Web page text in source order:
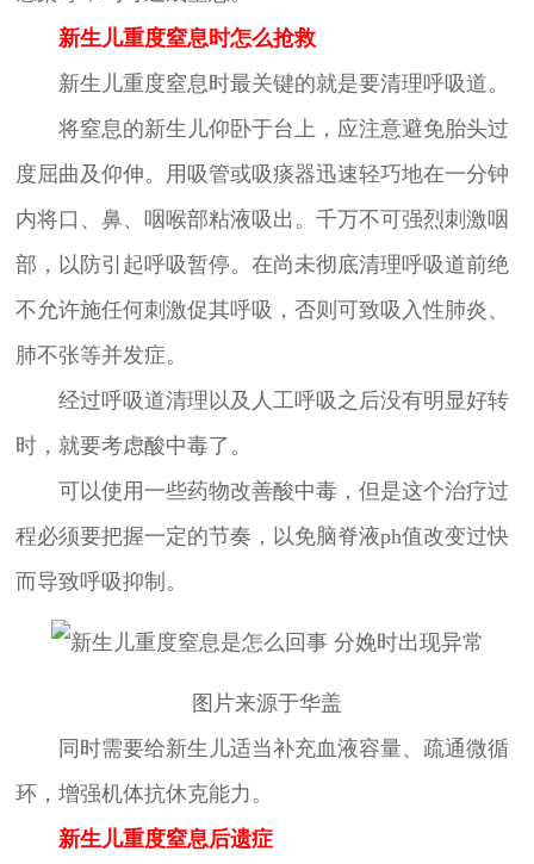
新生儿重度窒息时怎么抢救
新生儿重度窒息时最关键的就是要清理呼吸道。
将窒息的新生儿仰卧于台上，应注意避免胎头过
度屈曲及仰伸。用吸管或吸痰器迅速轻巧地在一分钟
内将口、鼻、咽喉部粘液吸出。千万不可强烈刺激咽
部，以防引起呼吸暂停。在尚未彻底清理呼吸道前绝
不允许施任何刺激促其呼吸，否则可致吸入性肺炎、
肺不张等并发症。
经过呼吸道清理以及人工呼吸之后没有明显好转
时，就要考虑酸中毒了。
可以使用一些药物改善酸中毒，但是这个治疗过
程必须要把握一定的节奏，以免脑脊液ph值改变过快
而导致呼吸抑制。
图片来源于华盖
同时需要给新生儿适当补充血液容量、疏通微循
环，增强机体抗休克能力。
新生儿重度窒息后遗症